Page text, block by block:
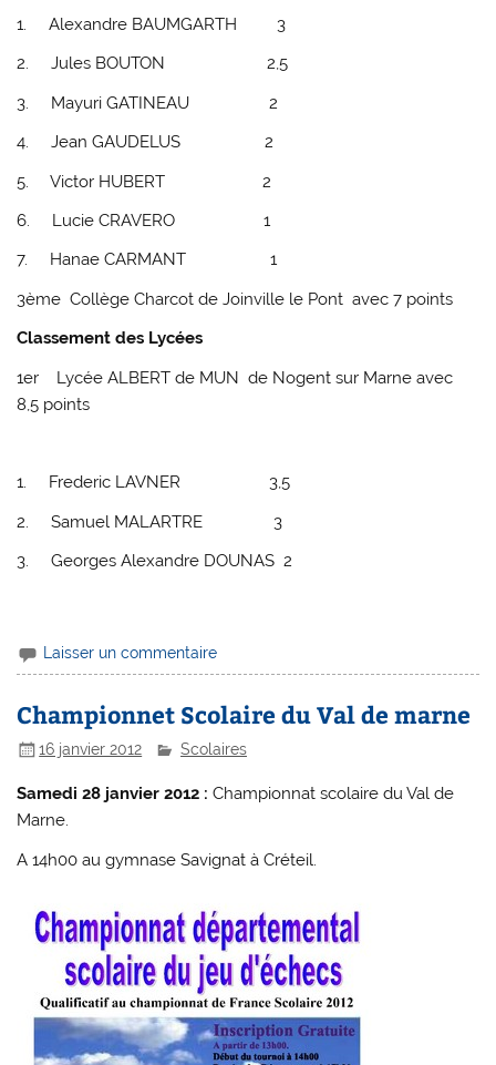
1. Alexandre BAUMGARTH 3
2. Jules BOUTON 2,5
3. Mayuri GATINEAU 2
4. Jean GAUDELUS 2
5. Victor HUBERT 2
6. Lucie CRAVERO 1
7. Hanae CARMANT 1
3ème Collège Charcot deJoinville le Pont avec 7 points
Classement des Lycées
1er Lycée ALBERT de MUN de Nogent sur Marne avec
8,5 points
1. Frederic LAVNER 3,5
2. Samuel MALARTRE 3
3. Georges Alexandre DOUNAS 2
Laisser un commentaire
Championnet Scolaire du Val de marne
16 janvier 2012 Scolaires
Samedi 28 janvier 2012 : Championnat scolaire du Val de
Marne.
A 14h00 au gymnase Savignat à Créteil.